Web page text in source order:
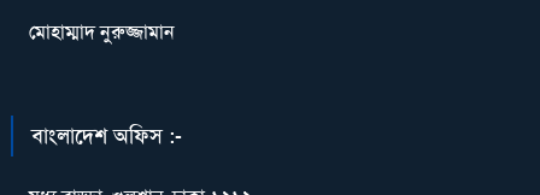
মোহাম্মাদ নুরুজ্জামান
বাংলাদেশ অফিস :-